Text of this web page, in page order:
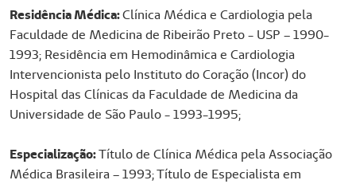
d
i
n
g
Residência Médica:Clínica Médica e Cardiologia pela
Faculdade de Medicina de Ribeirão Preto - USP – 1990-
1993; Residência em Hemodinâmica e Cardiologia
Intervencionista pelo Instituto do Coração (Incor) do
Hospital das Clínicas da Faculdade de Medicina da
Universidade de São Paulo - 1993-1995;
Especialização:Título de Clínica Médica pela Associação
Médica Brasileira – 1993; Título de Especialista em